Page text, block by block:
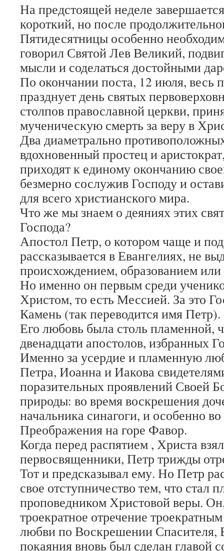
На предстоящей неделе
короткий, но после
Пятидесятницы особенно
говорил Святой Лев Великий,
мысли и соделаться достойными
По окончании поста, 12 июля, весь
празднует день святых
столпов православной церкви,
мученическую смерть за веру в
Два диаметрально
вдохновенный простец и
приходят к единому окончанию
безмерно сослужив Господу и
для всего христианского мира.
Что же мы знаем о деяниях этих
Господа?
Апостол Петр, о котором чаще и
рассказывается в Евангелиях, не
происхождением, образованием или
Но именно он первым среди
Христом, то есть Мессией. За это
Камень (так переводится имя Петр).
Его любовь была столь пламенной,
двенадцати апостолов, избранных
Именно за усердие и пламенную
Петра, Иоанна и Иакова
поразительных проявлений Своей
природы: во время воскрешения
начальника синагоги, и особенно
Преображения на горе Фавор.
Когда перед распятием , Христа
первосвященники, Петр трижды
Тот и предсказывал ему. Но Петр
свое отступничество тем, что стал
проповедником Христовой веры.
троекратное отречение
любви по Воскрешении Спасителя,
покаяния вновь был сделан главой